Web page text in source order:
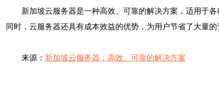
新加坡云服务器是一种高效、可靠的解决方案，适用于
同时，云服务器还具有成本效益的优势，为用户节省了大量
来源： 新加坡云服务器：高效、可靠的解决方案